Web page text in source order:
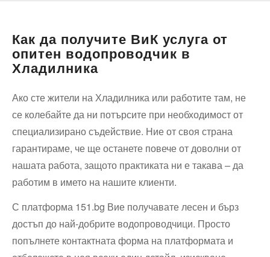
Как да получите ВиК услуга от
опитен водопроводчик в
Хладилника
Ако сте жители на Хладилника или работите там, не
се колебайте да ни потърсите при необходимост от
специализирано съдействие. Ние от своя страна
гарантираме, че ще останете повече от доволни от
нашата работа, защото практиката ни е такава – да
работим в името на нашите клиенти.
С платформа 151.bg Вие получавате лесен и бърз
достъп до най-добрите водопроводчици. Просто
попълнете контактната форма на платформата и